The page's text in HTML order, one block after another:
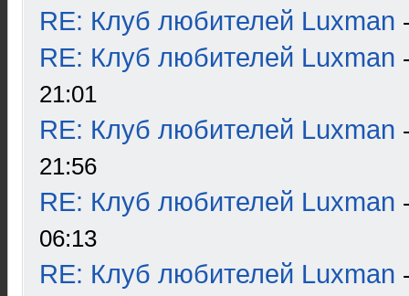
RE: Клуб любителей Luxman
RE: Клуб любителей Luxman
21:01
RE: Клуб любителей Luxman
21:56
RE: Клуб любителей Luxman
06:13
RE: Клуб любителей Luxman